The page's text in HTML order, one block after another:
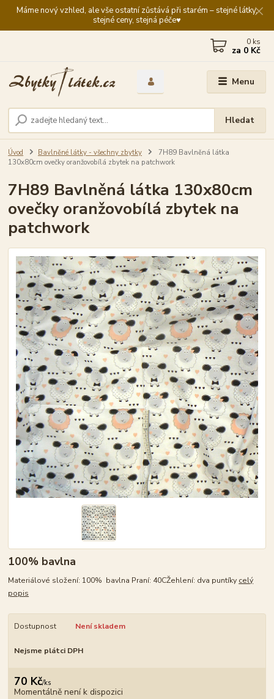
Máme nový vzhled, ale vše ostatní zůstává při starém – stejné látky,
stejné ceny, stejná péče♥️
Menu
Hledat
0 ks
za 0 Kč
Úvod Bavlněné látky - všechny zbytky
7H89 Bavlněná látka
130x80cm ovečky oranžovobílá zbytek na patchwork
7H89 Bavlněná látka 130x80cm
ovečky oranžovobílá zbytek na
patchwork
100% bavlna
Materiálové složení: 100% bavlna Praní: 40CŽehlení: dva puntíky celý
popis
Dostupnost Není skladem
Nejsme plátci DPH
70 Kč/ks
Momentálně není k dispozici